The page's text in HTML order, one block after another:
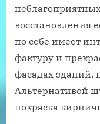
восстановления
по себе имеет
фактуру и
фасадах зданий,
Альтернативой
покраска